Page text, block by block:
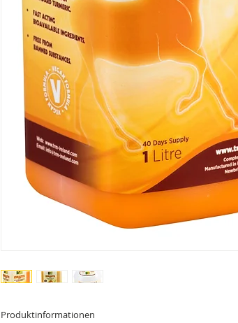
Produktinformationen